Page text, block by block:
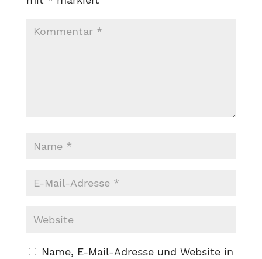
Name, E-Mail-Adresse und Website in